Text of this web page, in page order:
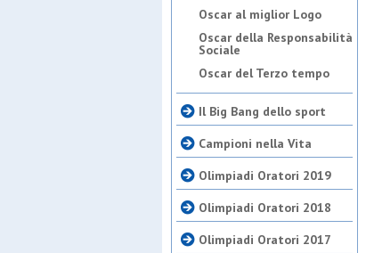
Oscar al miglior Logo
Oscar della Responsabilità
Sociale
Oscar del Terzo tempo
Il Big Bang dello sport
Campioni nella Vita
Olimpiadi Oratori 2019
Olimpiadi Oratori 2018
Olimpiadi Oratori 2017